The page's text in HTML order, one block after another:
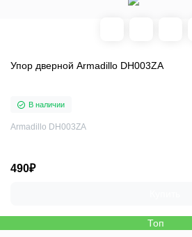
Упор дверной Armadillo DH003ZA
В наличии
Armadillo DH003ZA
490₽
Топ